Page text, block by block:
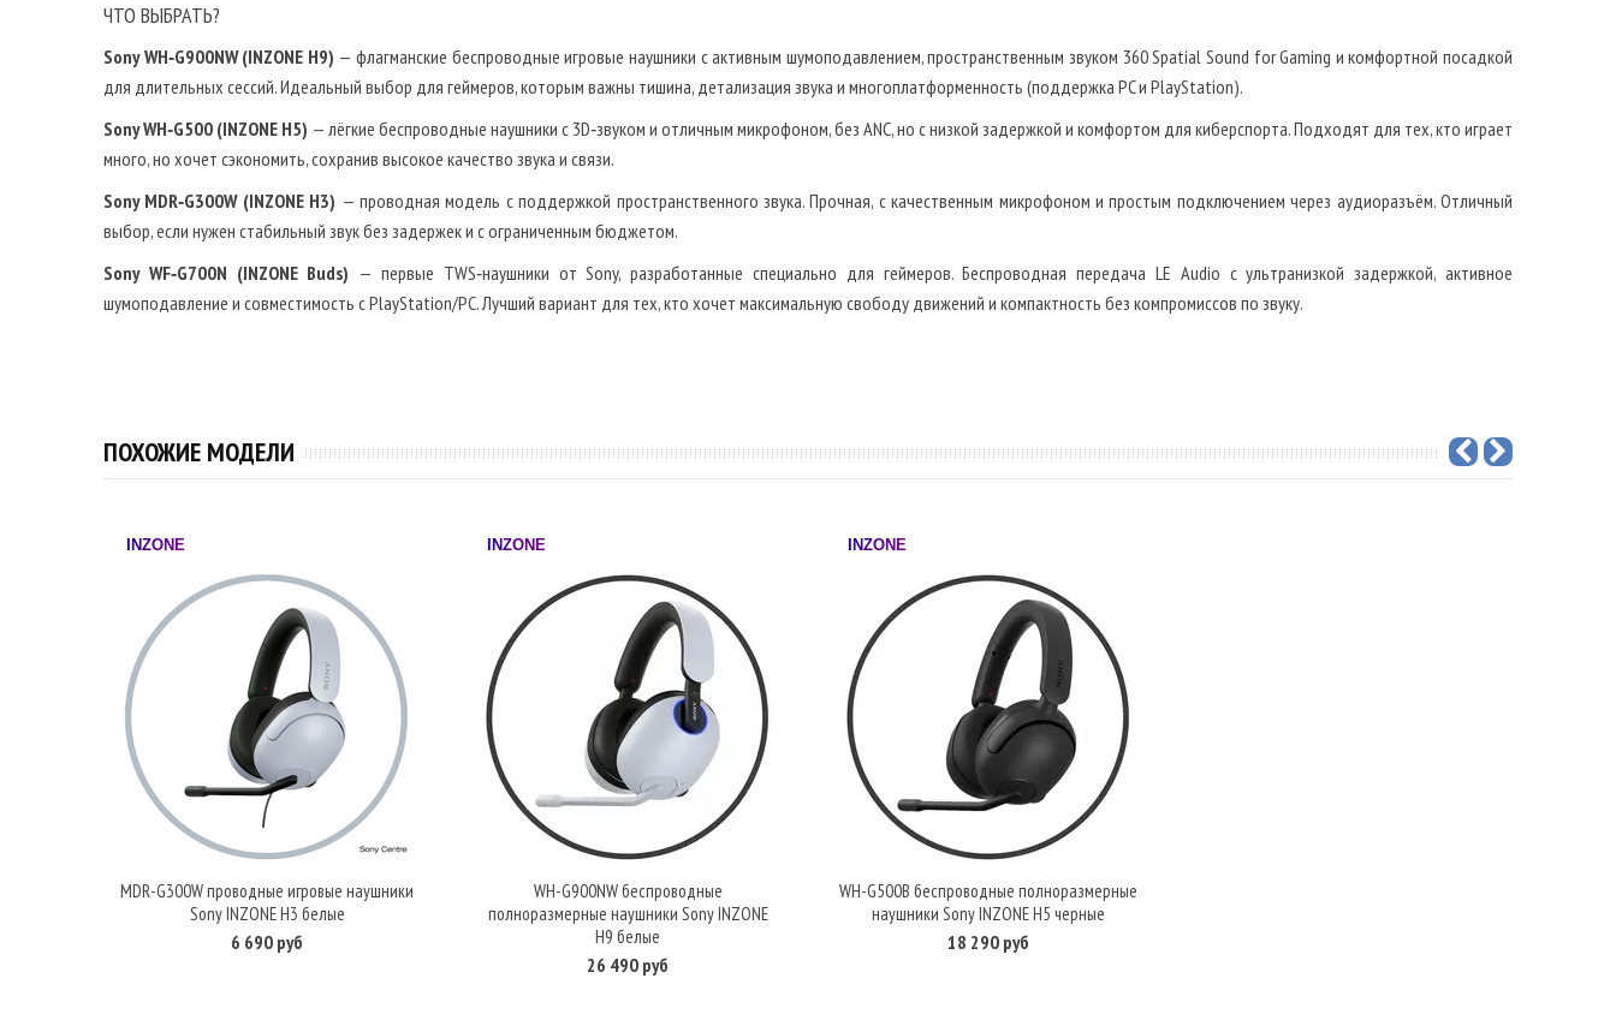
ЧТО ВЫБРАТЬ?
Sony WH‑G900NW (INZONE H9) — флагманские беспроводные игровые наушники с активным шумоподавлением, пространственным звуком 360 Spatial Sound for Gaming и комфортной посадкой
для длительных сессий. Идеальный выбор для геймеров, которым важны тишина, детализация звука и многоплатформенность (поддержка PC и PlayStation).
Sony WH‑G500 (INZONE H5) — лёгкие беспроводные наушники с 3D‑звуком и отличным микрофоном, без ANC, но с низкой задержкой и комфортом для киберспорта. Подходят для тех, кто играет
много, но хочет сэкономить, сохранив высокое качество звука и связи.
Sony MDR‑G300W (INZONE H3) — проводная модель с поддержкой пространственного звука. Прочная, с качественным микрофоном и простым подключением через аудиоразъём. Отличный
выбор, если нужен стабильный звук без задержек и с ограниченным бюджетом.
Sony WF‑G700N (INZONE Buds) — первые TWS‑наушники от Sony, разработанные специально для геймеров. Беспроводная передача LE Audio с ультранизкой задержкой, активное
шумоподавление и совместимость с PlayStation/PC. Лучший вариант для тех, кто хочет максимальную свободу движений и компактность без компромиссов по звуку.
ПОХОЖИЕ МОДЕЛИ
INZONE
В корзину
MDR-G300W проводные игровые наушники
Sony INZONE H3 белые
6 690 руб
INZONE
В корзину
WH-G900NW беспроводные
полноразмерные наушники Sony INZONE
H9 белые
26 490 руб
INZONE
В корзину
WH-G500B беспроводные полноразмерные
наушники Sony INZONE H5 черные
18 290 руб